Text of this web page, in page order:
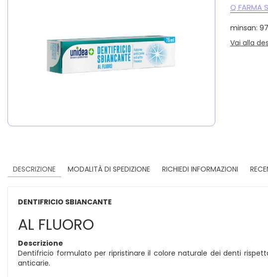
Q FARMA
minsan:
Vai alla
DESCRIZIONE MODALITÀ DI SPEDIZIONE RICHIEDI INFORMAZIONI
DENTIFRICIO SBIANCANTE
AL FLUORO
Descrizione
Dentifricio formulato per ripristinare il colore naturale dei denti
anticarie.